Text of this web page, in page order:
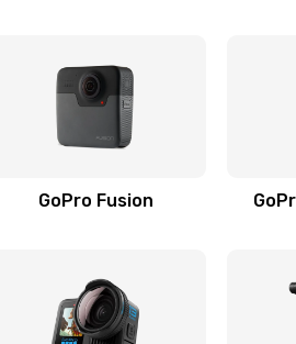
GoPro Fusion